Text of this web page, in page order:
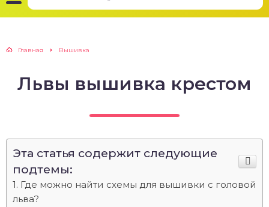
Главная Вышивка
Львы вышивка крестом
Эта статья содержит следующие
подтемы:
Где можно найти схемы для вышивки с головой
льва?